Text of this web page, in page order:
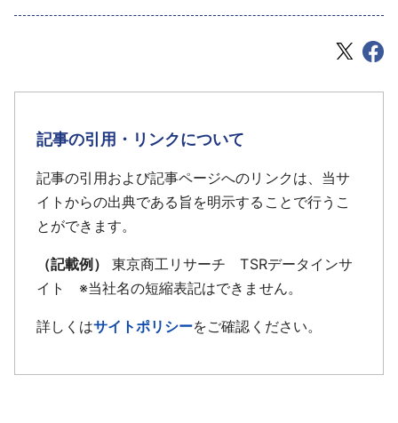
記事の引用・リンクについて
記事の引用および記事ページへのリンクは、当サ
イトからの出典である旨を明示することで行うこ
とができます。
（記載例）
東京商工リサーチ TSRデータインサ
イト ※当社名の短縮表記はできません。
詳しくはサイトポリシーをご確認ください。